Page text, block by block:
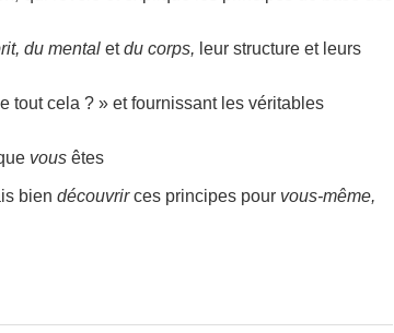
du mental etdu corps, leur structure et leurs
tout cela ? » et fournissant les véritables
vous êtes
bien découvrirces principes pour vous-même,